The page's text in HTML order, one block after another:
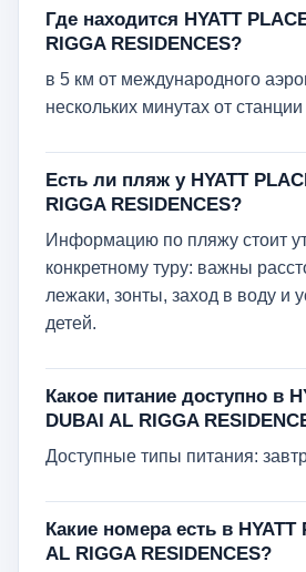
Где находится HYATT
RIGGA RESIDENCES?
в 5 км от международного
нескольких минутах от
Есть ли пляж у HYATT
RIGGA RESIDENCES?
Информацию по пляжу стоит
конкретному туру: важны
лежаки, зонты, заход в воду и
детей.
Какое питание доступно в
DUBAI AL RIGGA
Доступные типы питания:
Какие номера есть в HYATT
AL RIGGA RESIDENCES?